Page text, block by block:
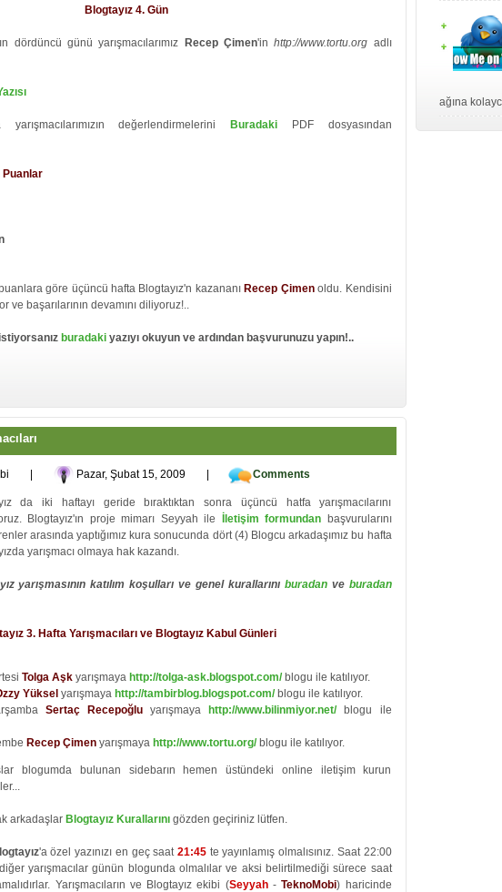
Blogtayız 4. Gün
dördüncü günü yarışmacılarımız Recep Çimen'inhttp://www.tortu.org adlı
değerlendirmelerini Buradaki PDF dosyasından
Puanlar
göre üçüncü hafta Blogtayız'n kazananı Recep Çimenoldu. Kendisini
ve başarılarının devamını diliyoruz!..
buradakiyazıyı okuyun ve ardından başvurunuzu yapın!..
Pazar, Şubat 15, 2009 Comments
da iki haftayı geride bıraktıktan sonra üçüncü hatfa yarışmacılarını
Blogtayız'ın proje mimarı Seyyah ile
İletişim formundan başvurularını
arasında yaptığımız kura sonucunda dört (4) Blogcu arkadaşımız bu hafta
yarışmacı olmaya hak kazandı.
yarışmasının katılım koşulları ve genel kurallarını buradanve buradan
3. Hafta Yarışmacıları ve Blogtayız Kabul Günleri
Tolga Aşkyarışmaya http://tolga-ask.blogspot.com/blogu ile katılıyor.
Yüksel yarışmaya http://tambirblog.blogspot.com/blogu ile katılıyor.
Sertaç Recepoğlu yarışmaya http://www.bilinmiyor.net/blogu ile
Recep Çimenyarışmaya http://www.tortu.org/blogu ile katılıyor.
blogumda bulunan sidebarın hemen üstündeki online iletişim kurun
arkadaşlar Blogtayız Kurallarınıgözden geçiriniz lütfen.
'a özel yazınızı en geç saat 21:45te yayınlamış olmalısınız. Saat 22:00
yarışmacılar günün blogunda olmalılar ve aksi belirtilmediği sürece saat
Yarışmacıların ve Blogtayız ekibi (Seyyah-TeknoMobi) haricinde
ağına